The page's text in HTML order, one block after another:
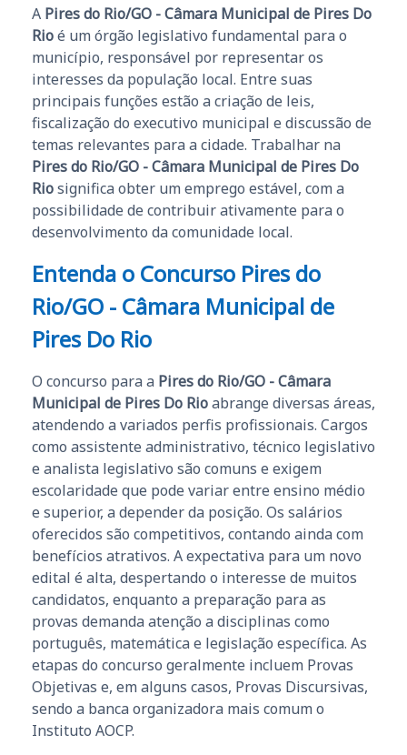
A Pires do Rio/GO - Câmara Municipal de Pires Do
Rioé um órgão legislativo fundamental para o
município, responsável por representar os
interesses da população local. Entre suas
principais funções estão a criação de leis,
fiscalização do executivo municipal e discussão de
temas relevantes para a cidade. Trabalhar na
Pires do Rio/GO - Câmara Municipal de Pires Do
Riosignifica obter um emprego estável, com a
possibilidade de contribuir ativamente para o
desenvolvimento da comunidade local.
Entenda o Concurso Pires do
Rio/GO - Câmara Municipal de
Pires Do Rio
O concurso para a Pires do Rio/GO - Câmara
Municipal de Pires Do Rioabrange diversas áreas,
atendendo a variados perfis profissionais. Cargos
como assistente administrativo, técnico legislativo
e analista legislativo são comuns e exigem
escolaridade que pode variar entre ensino médio
e superior, a depender da posição. Os salários
oferecidos são competitivos, contando ainda com
benefícios atrativos. A expectativa para um novo
edital é alta, despertando o interesse de muitos
candidatos, enquanto a preparação para as
provas demanda atenção a disciplinas como
português, matemática e legislação específica. As
etapas do concurso geralmente incluem Provas
Objetivas e, em alguns casos, Provas Discursivas,
sendo a banca organizadora mais comum o
Instituto AOCP.